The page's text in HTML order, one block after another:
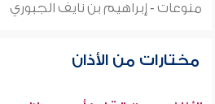
منوعات - إبراهيم بن نايف الجبوري
مختارات من الأذان